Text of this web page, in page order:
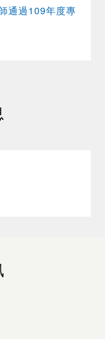
通過109年度專